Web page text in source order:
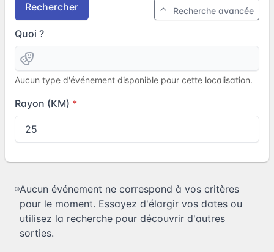
Rechercher Recherche avancée
Quoi ?
Aucun type d'événement disponible pour cette localisation.
Rayon (KM)
Aucun événement ne correspond à vos critères
pour le moment. Essayez d'élargir vos dates ou
utilisez la recherche pour découvrir d'autres
sorties.